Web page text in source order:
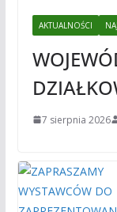
AKTUALNOŚCI
7 sierpnia 2026